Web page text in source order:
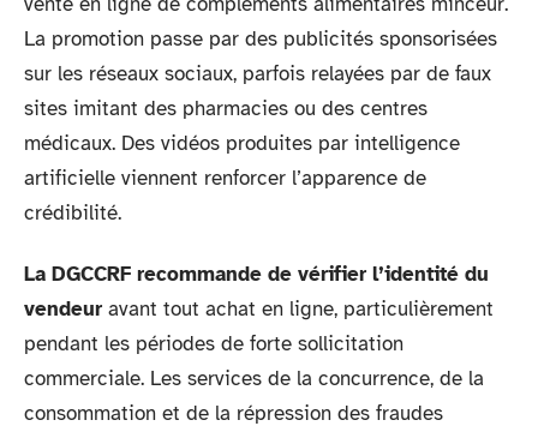
La promotion passe par des publicités sponsorisées
sur les réseaux sociaux, parfois relayées par de faux
sites imitant des pharmacies ou des centres
médicaux. Des vidéos produites par intelligence
artificielle viennent renforcer l’apparence de
crédibilité.
La DGCCRF recommande de vérifier l’identité du
vendeur avant tout achat en ligne, particulièrement
pendant les périodes de forte sollicitation
commerciale. Les services de la concurrence, de la
consommation et de la répression des fraudes